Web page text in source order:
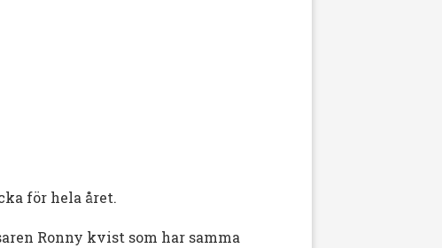
för hela året.
Ronny kvist som har samma